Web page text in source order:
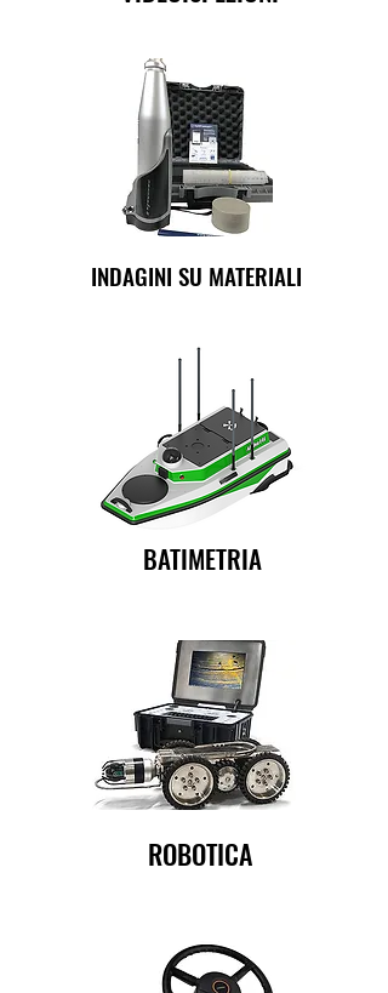
INDAGINI SU MATERIALI
BATIMETRIA
ROBOTICA